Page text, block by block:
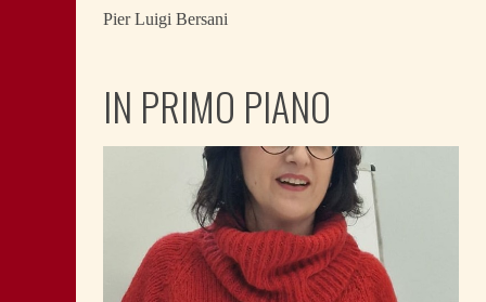
Pier Luigi Bersani
IN PRIMO PIANO